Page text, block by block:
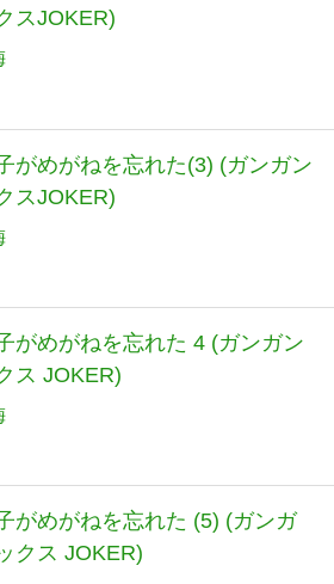
スJOKER)
がめがねを忘れた(3) (ガンガン
スJOKER)
がめがねを忘れた 4 (ガンガン
ス JOKER)
がめがねを忘れた (5) (ガンガ
クス JOKER)